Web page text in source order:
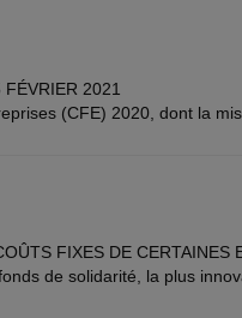
FÉVRIER 2021
(CFE) 2020, dont la
FIXES DE CERTAINES
de solidarité, la plus